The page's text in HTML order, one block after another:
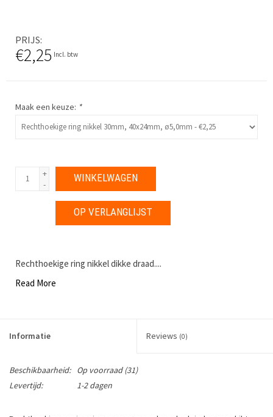
PRIJS
€2,25 Incl. btw
Maak een keuze: *
+
-
WINKELWAGEN
OP VERLANGLIJST
Rechthoekige ring nikkel dikke draad....
Read More
Informatie Reviews (0)
Beschikbaarheid: Op voorraad(31)
Levertijd:
1-2 dagen